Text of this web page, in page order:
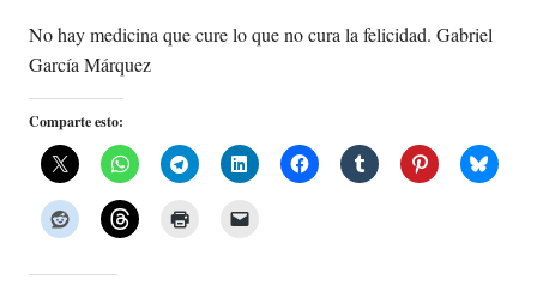
No hay medicina que cure lo que no cura la felicidad. Gabriel
García Márquez
Comparte esto: